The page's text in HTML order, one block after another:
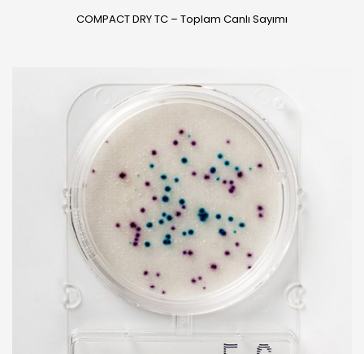
COMPACT DRY TC – Toplam Canlı Sayımı